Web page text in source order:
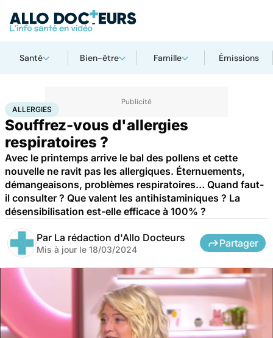
Santé Bien-être Famille Émissions
AccueilSanté Maladies
ALLERGIES
Souffrez-vous d'allergies
respiratoires ?
Avec le printemps arrive le bal des pollens et cette
nouvelle ne ravit pas les allergiques. Éternuements,
démangeaisons, problèmes respiratoires… Quand faut-
il consulter ? Que valent les antihistaminiques ? La
désensibilisation est-elle efficace à 100% ?
Par La rédaction d'Allo Docteurs
Mis à jour le 18/03/2024
Partager